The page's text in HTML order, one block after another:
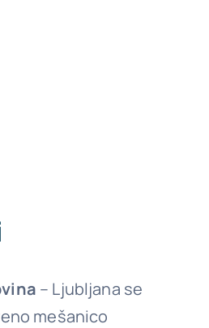
– Ljubljana se
mešanico